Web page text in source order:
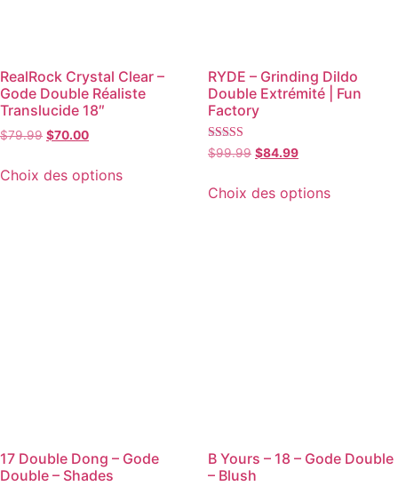
RealRock Crystal Clear –
Gode Double Réaliste
Translucide 18″
$79.99 $70.00
Choix des options
RYDE – Grinding Dildo
Double Extrémité | Fun
Factory
Note
5.00
$99.99 $84.99
Choix des options
17 Double Dong – Gode
Double – Shades
B Yours – 18 – Gode Double
– Blush